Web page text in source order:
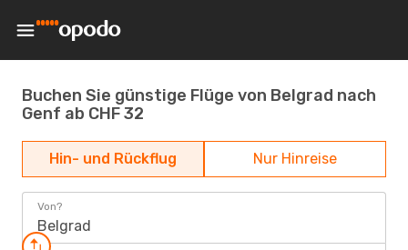
Buchen Sie günstige Flüge von Belgrad nach
Genf ab CHF 32
Hin- und Rückflug Nur Hinreise
Von?
Belgrad